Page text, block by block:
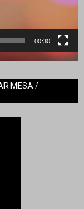
00:30
MESA /